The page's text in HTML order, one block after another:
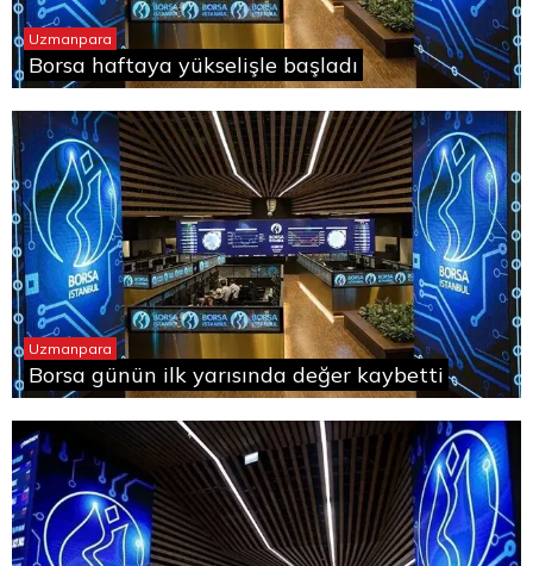
Uzmanpara
Borsa haftaya yükselişle başladı
Uzmanpara
Borsa günün ilk yarısında değer kaybetti